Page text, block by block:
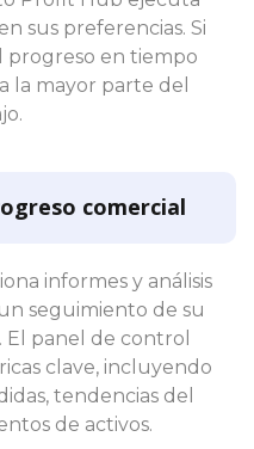
sus preferencias. Si
progreso en tiempo
la mayor parte del
comercial
informes y análisis
seguimiento de su
panel de control
clave, incluyendo
tendencias del
de activos.